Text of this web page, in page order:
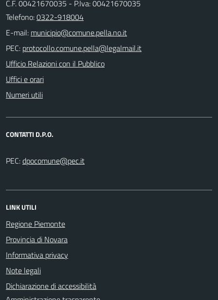
C.F. 00421670035 - P.Iva: 00421670035
Telefono:0322-918004
E-mail:
PEC:
Ufficio Relazioni con il Pubblico
Uffici e orari
Numeri utili
CONTATTI D.P.O.
PEC:
LINK UTILI
Regione Piemonte
Provincia di Novara
Informativa privacy
Note legali
Dichiarazione di accessibilità